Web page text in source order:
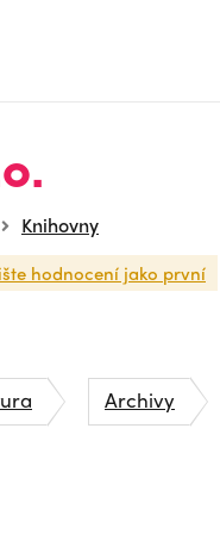
Knihovny
hodnocení jako první
Archivy